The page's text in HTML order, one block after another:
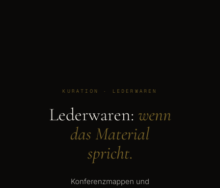
KURATION · LEDERWAREN
Lederwaren: wenn
das Material
spricht.
Konferenzmappen und